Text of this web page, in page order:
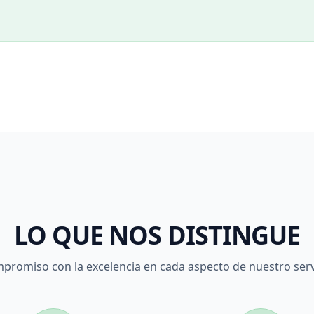
LO QUE NOS DISTINGUE
con la excelencia en cada aspecto de nuestro